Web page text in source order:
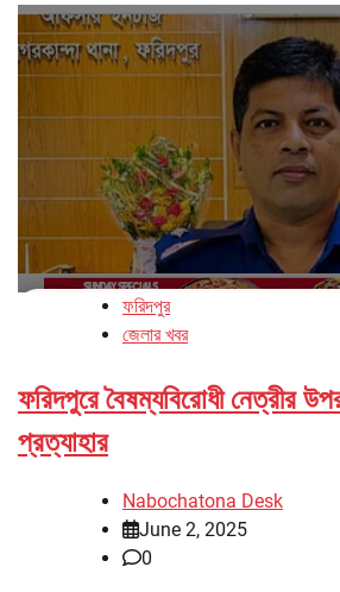
ফরিদপুর
জেলার খবর
ফরিদপুরে বৈষম্যবিরোধী নেত্রীর
প্রত্যাহার
Nabochatona Desk
June 2, 2025
0